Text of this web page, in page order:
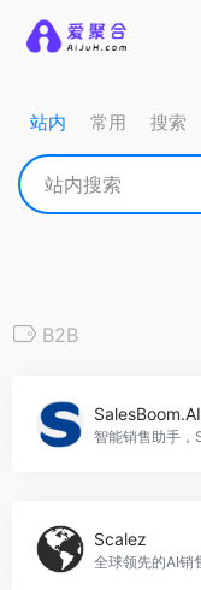
站内 常用 搜索
B2B
SalesBoom.AI
Scalez